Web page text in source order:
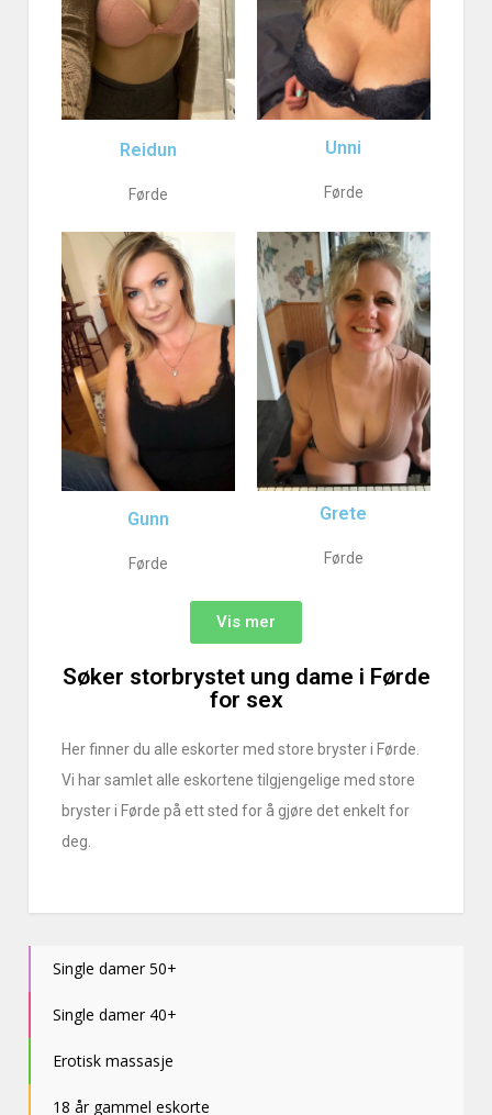
Reidun
Førde
Unni
Førde
Gunn
Førde
Grete
Førde
Vis mer
Søker storbrystet ung dame i Førde
for sex
Her finner du alle eskorter med store bryster i Førde.
Vi har samlet alle eskortene tilgjengelige med store
bryster i Førde på ett sted for å gjøre det enkelt for
deg.
Single damer 50+
Single damer 40+
Erotisk massasje
18 år gammel eskorte